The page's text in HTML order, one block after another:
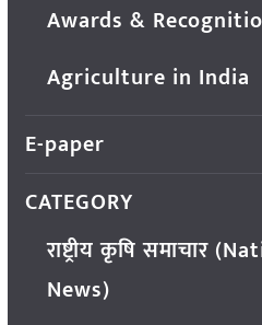
Awards &
Agriculture in India
E-paper
CATEGORY
राष्ट्रीय कृषि समाचार
News)